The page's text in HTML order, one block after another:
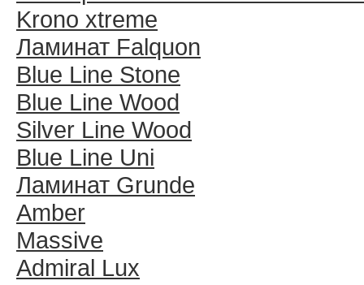
Krono xtreme
Ламинат Falquon
Blue Line Stone
Blue Line Wood
Silver Line Wood
Blue Line Uni
Ламинат Grunde
Amber
Massive
Admiral Lux